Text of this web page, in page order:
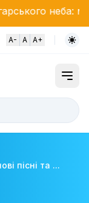
міністр
A- A A+
пісні та ...